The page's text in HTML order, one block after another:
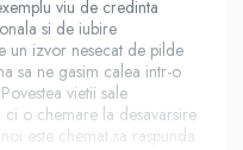
viu de credinta
si de iubire
un izvor nesecat de pilde
sa ne gasim calea intr-o
vietii sale
ci o chemare la desavarsire
este chemat sa raspunda.